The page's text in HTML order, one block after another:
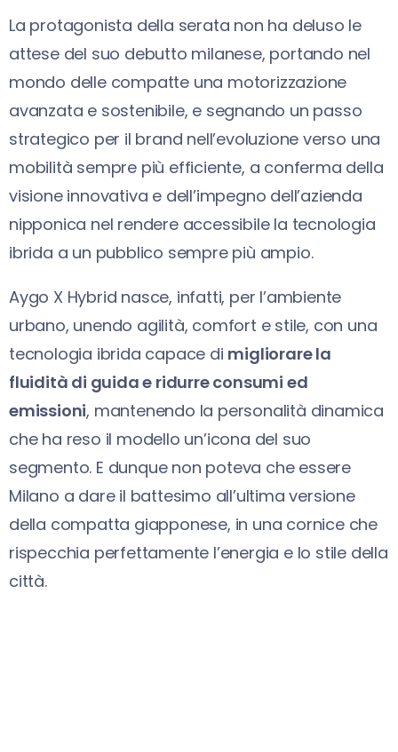
La protagonista della serata non ha deluso le
attese del suo debutto milanese, portando nel
mondo delle compatte una motorizzazione
avanzata e sostenibile, e segnando un passo
strategico per il brand nell’evoluzione verso una
mobilità sempre più efficiente, a conferma della
visione innovativa e dell’impegno dell’azienda
nipponica nel rendere accessibile la tecnologia
ibrida a un pubblico sempre più ampio.
Aygo X Hybrid nasce, infatti, per l’ambiente
urbano, unendo agilità, comfort e stile, con una
tecnologia ibrida capace di migliorare la
fluidità di guida e ridurre consumi ed
emissioni, mantenendo la personalità dinamica
che ha reso il modello un’icona del suo
segmento. E dunque non poteva che essere
Milano a dare il battesimo all’ultima versione
della compatta giapponese, in una cornice che
rispecchia perfettamente l’energia e lo stile della
città.